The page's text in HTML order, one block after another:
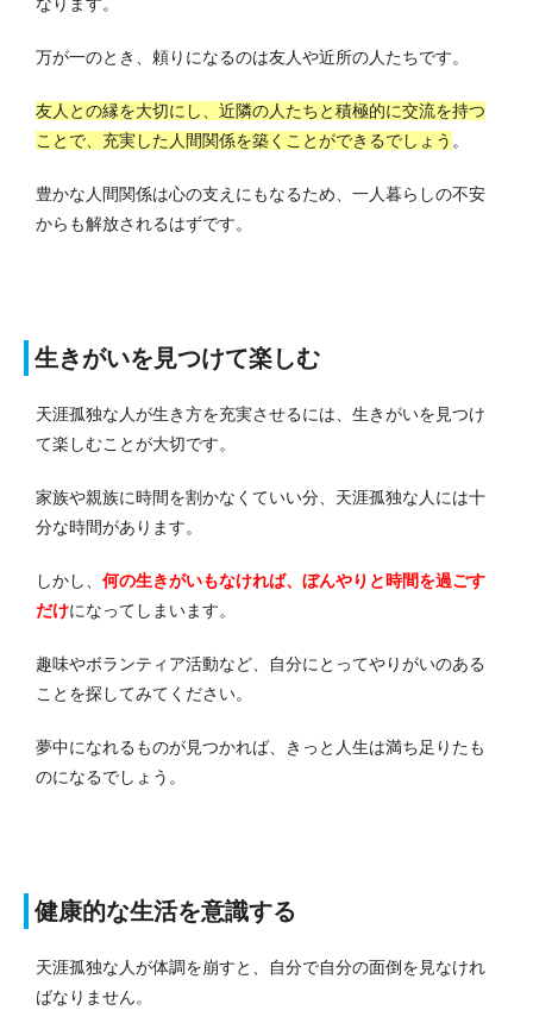
なります。
万が一のとき、頼りになるのは友人や近所の人たちです。
友人との縁を大切にし、近隣の人たちと積極的に交流を持つ
ことで、充実した人間関係を築くことができるでしょう 。
豊かな人間関係は心の支えにもなるため、一人暮らしの不安
からも解放されるはずです。
生きがいを見つけて楽しむ
天涯孤独な人が生き方を充実させるには、生きがいを見つけ
て楽しむことが大切です。
家族や親族に時間を割かなくていい分、天涯孤独な人には十
分な時間があります。
しかし、 何の生きがいもなければ、ぼんやりと時間を過ごす
だけになってしまいます。
趣味やボランティア活動など、自分にとってやりがいのある
ことを探してみてください。
夢中になれるものが見つかれば、きっと人生は満ち足りたも
のになるでしょう。
健康的な生活を意識する
天涯孤独な人が体調を崩すと、自分で自分の面倒を見なけれ
ばなりません。